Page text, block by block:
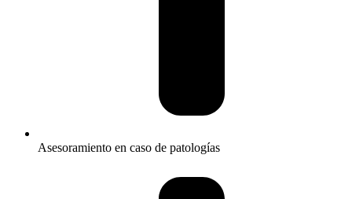
Asesoramiento en caso de patologías